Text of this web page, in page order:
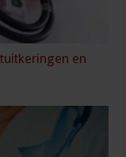
en